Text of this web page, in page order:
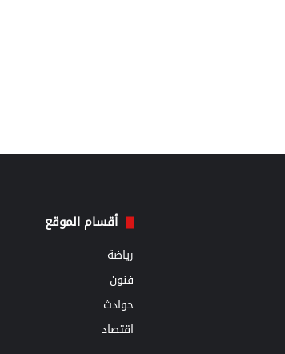
أقسام الموقع
رياضة
فنون
حوادث
اقتصاد